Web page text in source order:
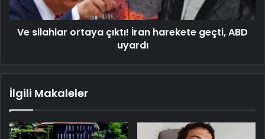
Ve silahlar ortaya çıktı! İran harekete geçti, ABD
uyardı
İlgili Makaleler